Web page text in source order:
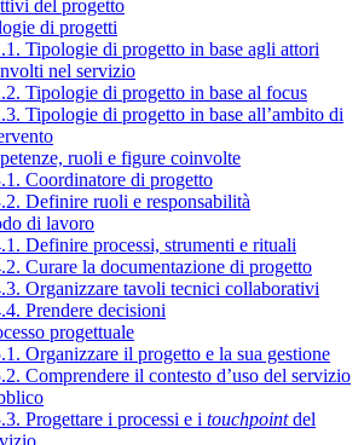
del progetto
di progetti
Tipologie di progetto in base agli attori
nel servizio
Tipologie di progetto in base al focus
Tipologie di progetto in base all’ambito di
ruoli e figure coinvolte
Coordinatore di progetto
Definire ruoli e responsabilità
di lavoro
Definire processi, strumenti e rituali
Curare la documentazione di progetto
Organizzare tavoli tecnici collaborativi
Prendere decisioni
progettuale
Organizzare il progetto e la sua gestione
Comprendere il contesto d’uso del servizio
Progettare i processi e i touchpointdel